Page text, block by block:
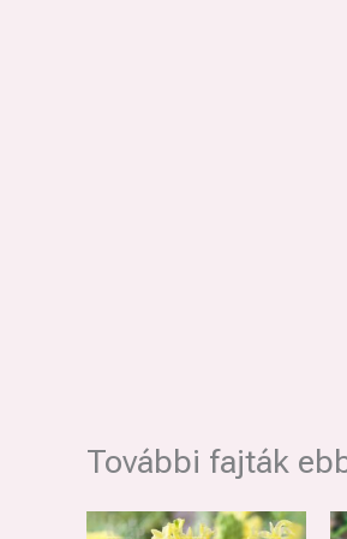
További fajták